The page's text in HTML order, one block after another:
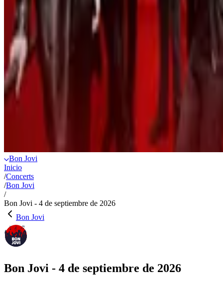
Bon Jovi
Inicio
/Concerts
/Bon Jovi
/
Bon Jovi - 4 de septiembre de 2026
Bon Jovi
Bon Jovi - 4 de septiembre de 2026